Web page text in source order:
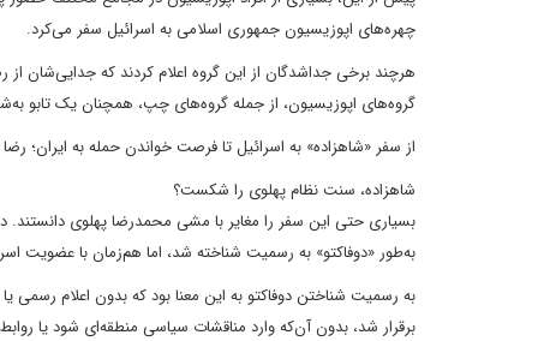
چهره‌های اپوزیسیون جمهوری اسلامی به اسرائیل سفر می‌کرد.
هرچند برخی جداشدگان از این گروه اعلام کردند که جدایی‌شان
گروه‌های اپوزیسیون، از جمله گروه‌های چپ، همچنان یک تابو
از سفر «شاهزاده» به اسرائیل تا فرصت خواندن حمله به ایران؛
شاهزاده، سنت نظام پهلوی را شکست؟
بسیاری حتی این سفر را مغایر با مشی محمدرضا پهلوی
به‌طور «دوفاکتو» به رسمیت شناخته شد، اما هم‌زمان با عضویت
به رسمیت شناختن دوفاکتو به این معنا بود که بدون اعلام رسمی
برقرار شد، بدون آن‌که وارد مناقشات سیاسی منطقه‌ای شود یا